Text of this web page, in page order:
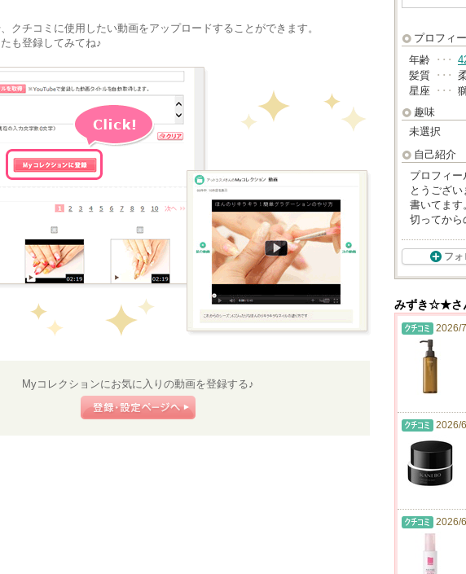
クチコミに使用したい動画をアップロードすることができます。
も登録してみてね♪
Myコレクションにお気に入りの動画を登録する♪
プロフィ
年齢 ･･･
髪質 ･･･
星座 ･･･
趣味
未選択
自己紹介
プロフィ
とうござ
書いてます
切ってか
フォ
みずき☆★さ
2026/
2026/
2026/